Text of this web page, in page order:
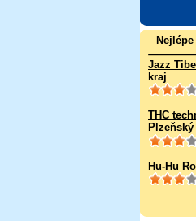
Jazz
kraj
THC
Plzeňský
Hu-Hu